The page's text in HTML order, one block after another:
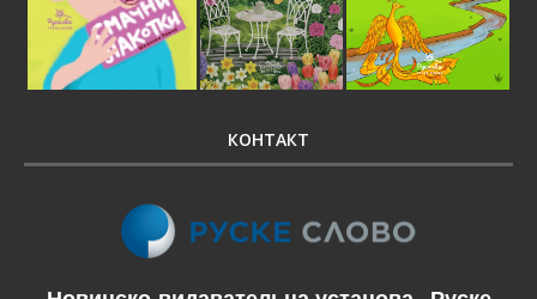
КОНТАКТ